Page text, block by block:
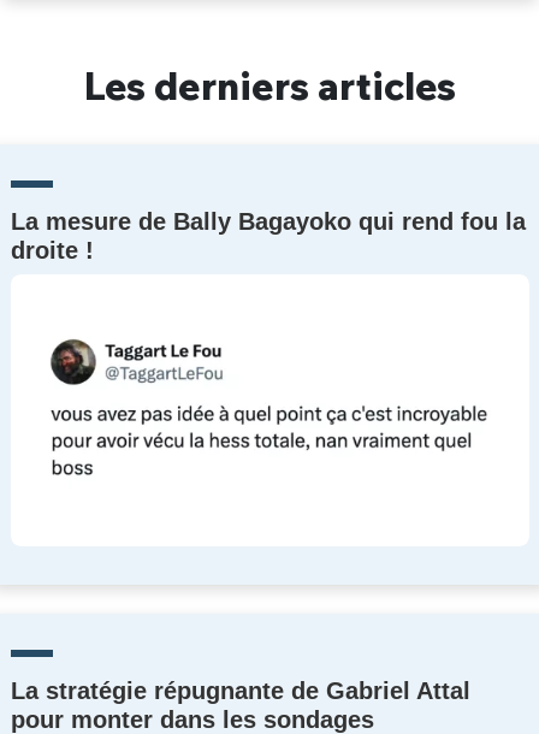
Les derniers articles
La mesure de Bally Bagayoko qui rend fou la
droite !
La stratégie répugnante de Gabriel Attal
pour monter dans les sondages